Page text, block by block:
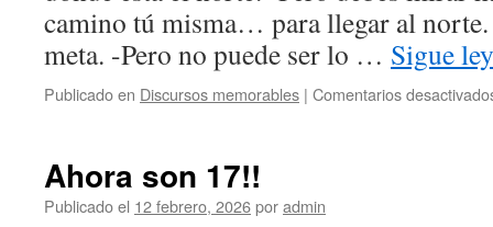
camino tú misma… para llegar al norte.
meta. -Pero no puede ser lo … Sigue
Publicado en Discursos memorables | Comentarios
Ahora son 17!!
Publicado el 12 febrero, 2026poradmin